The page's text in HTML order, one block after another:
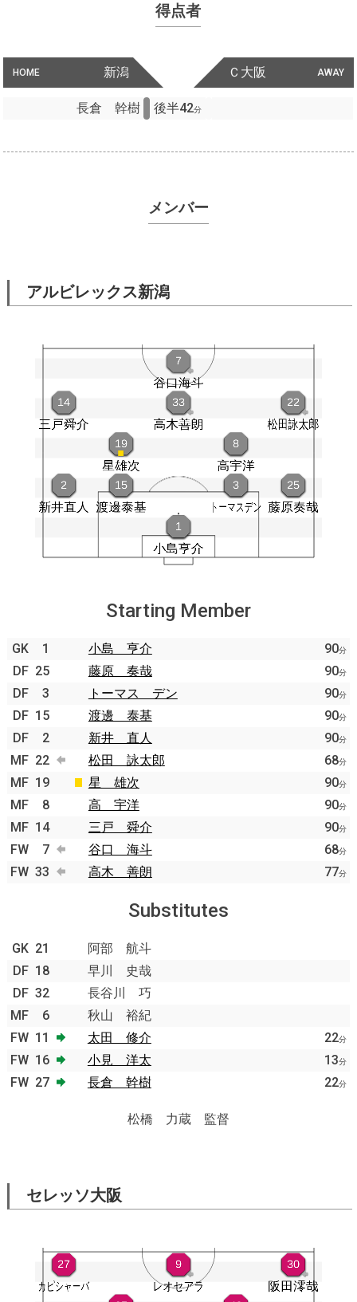
得点者
HOME 新潟 AWAY
Ｃ大阪
長倉 幹樹 後半42分
メンバー
アルビレックス新潟
Starting Member
GK 1 小島 亨介 90分
DF 25 藤原 奏哉 90分
DF 3 トーマス デン 90分
DF 15 渡邊 泰基 90分
DF 2 新井 直人 90分
MF 22 松田 詠太郎 68分
MF 19 星 雄次 90分
MF 8 高 宇洋 90分
MF 14 三戸 舜介 90分
FW 7 谷口 海斗 68分
FW 33 高木 善朗 77分
Substitutes
GK 21
阿部 航斗
DF 18
早川 史哉
DF 32
長谷川 巧
MF
6
秋山 裕紀
FW 11 太田 修介 22分
FW 16 小見 洋太 13分
FW 27 長倉 幹樹 22分
松橋 力蔵 監督
セレッソ大阪